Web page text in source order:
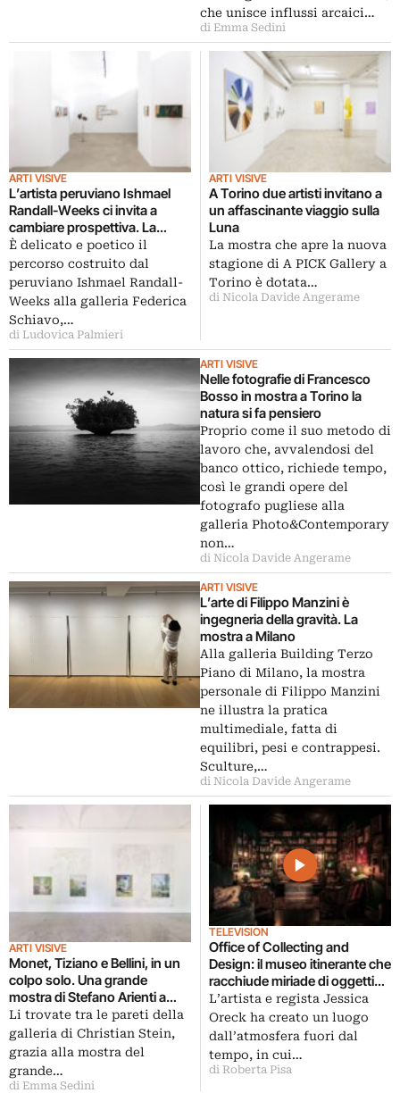
che unisce influssi arcaici…
di Emma Sedini
ARTI VISIVE
L’artista peruviano Ishmael
Randall-Weeks ci invita a
cambiare prospettiva. La
mostra a Roma
È delicato e poetico il
percorso costruito dal
peruviano Ishmael Randall-
Weeks alla galleria Federica
Schiavo,…
di Ludovica Palmieri
ARTI VISIVE
A Torino due artisti invitano a
un affascinante viaggio sulla
Luna
La mostra che apre la nuova
stagione di A PICK Gallery a
Torino è dotata…
di Nicola Davide Angerame
ARTI VISIVE
Nelle fotografie di Francesco
Bosso in mostra a Torino la
natura si fa pensiero
Proprio come il suo metodo di
lavoro che, avvalendosi del
banco ottico, richiede tempo,
così le grandi opere del
fotografo pugliese alla
galleria Photo&Contemporary
non…
di Nicola Davide Angerame
ARTI VISIVE
L’arte di Filippo Manzini è
ingegneria della gravità. La
mostra a Milano
Alla galleria Building Terzo
Piano di Milano, la mostra
personale di Filippo Manzini
ne illustra la pratica
multimediale, fatta di
equilibri, pesi e contrappesi.
Sculture,…
di Nicola Davide Angerame
ARTI VISIVE
Monet, Tiziano e Bellini, in un
colpo solo. Una grande
mostra di Stefano Arienti a
Milano
Li trovate tra le pareti della
galleria di Christian Stein,
grazia alla mostra del
grande…
di Emma Sedini
TELEVISION
Office of Collecting and
Design: il museo itinerante che
racchiude miriade di oggetti
insoliti
L’artista e regista Jessica
Oreck ha creato un luogo
dall’atmosfera fuori dal
tempo, in cui…
di Roberta Pisa